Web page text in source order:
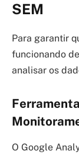
SEM
Para garantir
funcionando
analisar os
O Google